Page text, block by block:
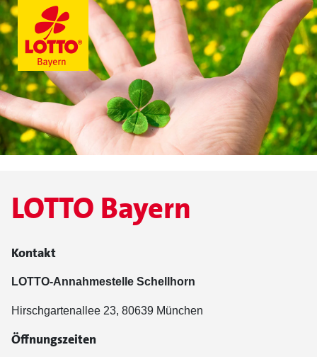
LOTTO Bayern
Kontakt
LOTTO-Annahmestelle Schellhorn
Hirschgartenallee 23, 80639 München
Öffnungszeiten